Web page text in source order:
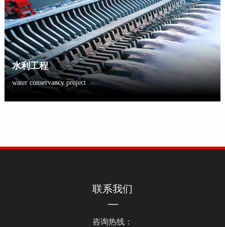
水利工程
water conservancy project
联系我们
咨询热线：